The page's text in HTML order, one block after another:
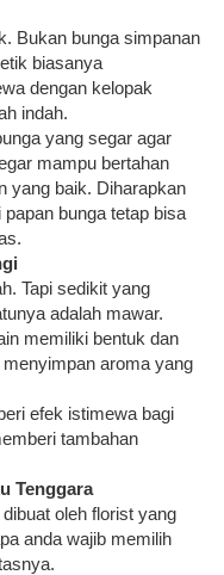
Bukan bunga simpanan
biasanya
dengan kelopak
indah.
yang segar agar
mampu bertahan
yang baik. Diharapkan
bunga tetap bisa
Tapi sedikit yang
adalah mawar.
memiliki bentuk dan
aroma yang
efek istimewa bagi
tambahan
Tenggara
oleh florist yang
anda wajib memilih